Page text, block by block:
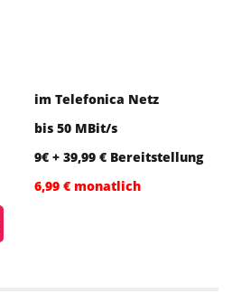
im Telefonica Netz
bis 50 MBit/s
9€ + 39,99 € Bereitstellung
6,99 € monatlich